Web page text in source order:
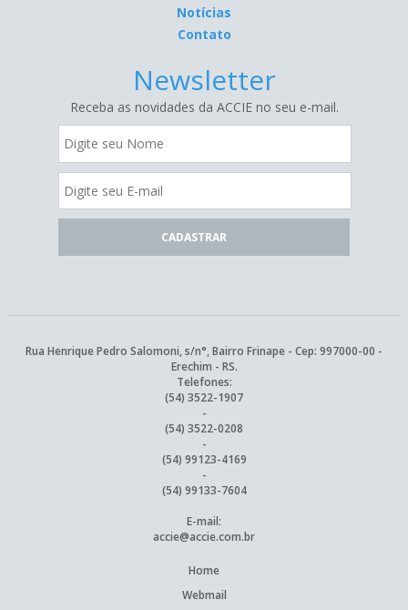
Notícias
Contato
Newsletter
Receba as novidades da ACCIE no seu e-mail.
Rua Henrique Pedro Salomoni, s/n°, Bairro Frinape - Cep: 997000-00 -
Erechim - RS.
Telefones:
(54) 3522-1907
-
(54) 3522-0208
-
(54) 99123-4169
-
(54) 99133-7604
E-mail:
accie@accie.com.br
Home
Webmail